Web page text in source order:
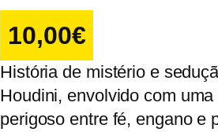
10,00€
História de mistério e
Houdini, envolvido com
perigoso entre fé, engano e